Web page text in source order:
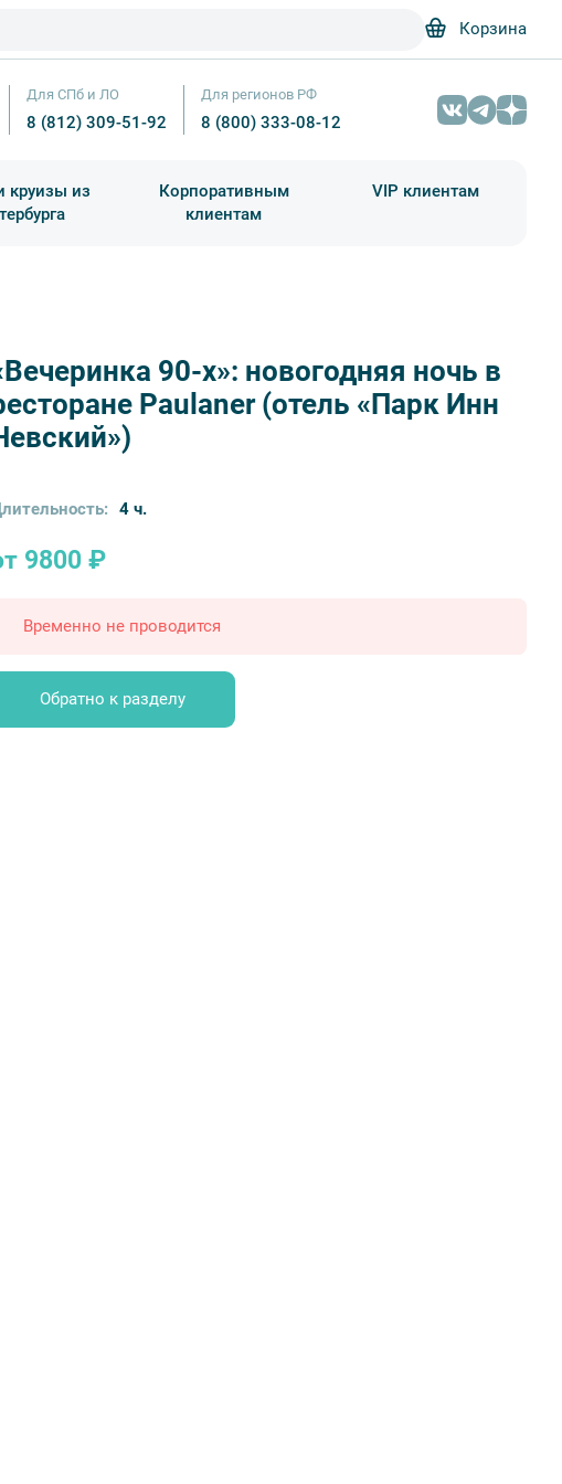
Корзина
Для СПб и ЛО
8 (812) 309-51-92
Для регионов РФ
8 (800) 333-08-12
круизы из
Корпоративным
клиентам
VIP клиентам
90-х»: новогодняя ночь в
Paulaner (отель «Парк Инн
Новогодние подарки – Фотобанк Лори / Photojuli
9800 ₽
4 ч.
Временно не проводится
Обратно к разделу